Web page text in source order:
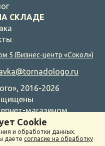
СКЛАДЕ
5 (Бизнес-центр «Сокол»)
», 2016-2026
магазином
Cookie
и обработки данных.
даете согласие на обработку